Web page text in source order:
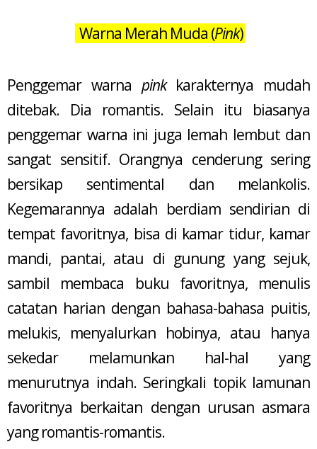
Warna Merah Muda (Pink)
Penggemar warna pinkkarakternya mudah
ditebak. Dia romantis. Selain itu biasanya
penggemar warna ini juga lemah lembut dan
sangat sensitif. Orangnya cenderung sering
bersikap sentimental dan melankolis.
Kegemarannya adalah berdiam sendirian di
tempat favoritnya, bisa di kamar tidur, kamar
mandi, pantai, atau di gunung yang sejuk,
sambil membaca buku favoritnya, menulis
catatan harian dengan bahasa-bahasa puitis,
melukis, menyalurkan hobinya, atau hanya
sekedar melamunkan hal-hal yang
menurutnya indah. Seringkali topik lamunan
favoritnya berkaitan dengan urusan asmara
yang romantis-romantis.